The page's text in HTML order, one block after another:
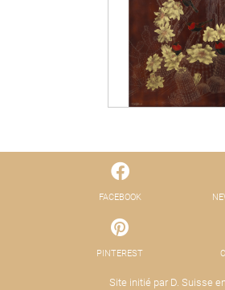
FACEBOOK
PINTEREST
Site initié par D. Suisse